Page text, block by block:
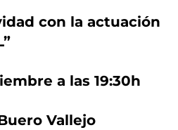
con la actuación
a las 19:30h
Vallejo